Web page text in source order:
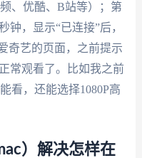
、优酷、B站等）；第
钟，显示“已连接”后，
奇艺的页面，之前提示
常观看了。比如我之前
看，还能选择1080P高
）解决怎样在